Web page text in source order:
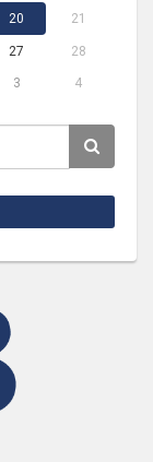
20 21
27 28
3 4